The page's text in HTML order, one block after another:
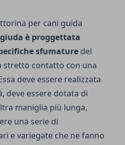
per cani guida
è proggettata
sfumature del
stretto contatto con una
deve essere realizzata
deve essere dotata di
maniglia più lunga,
una serie di
e variegate che ne fanno